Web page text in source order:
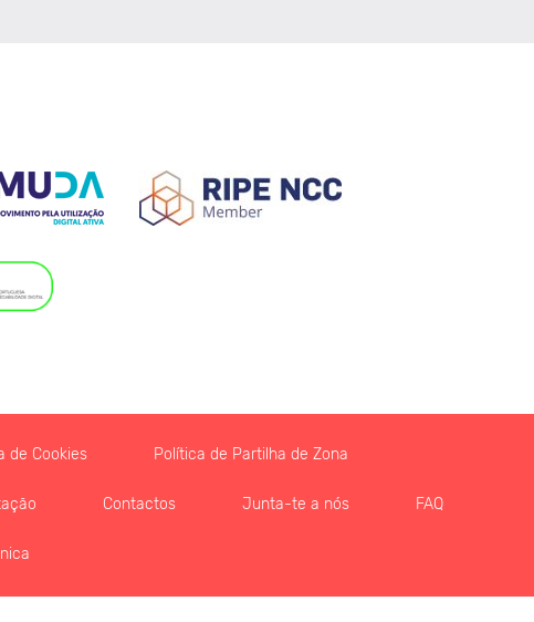
de Cookies Política de Partilha de Zona
Contactos Junta-te a nós FAQ